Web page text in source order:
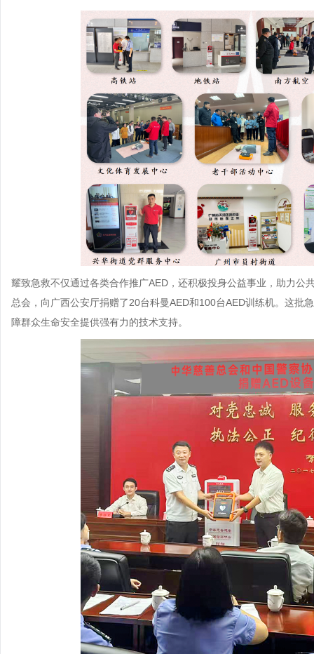
耀致急救不仅通过各类合作推广AED，还积极投身公益事业，助力
总会，向广西公安厅捐赠了20台科曼AED和100台AED训练机。这批
障群众生命安全提供强有力的技术支持。